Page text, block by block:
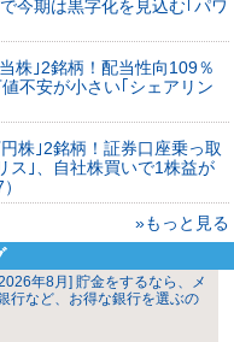
今期は黒字化を見込む｢パワ
株｣2銘柄！配当性向109％
不安が小さい｢シェアリン
株｣2銘柄！証券口座乗っ取
ス｣、自社株買いで1株益が
»もっと見る
年8月] 貯金をするなら、メ
行など、お得な銀行を選ぶの